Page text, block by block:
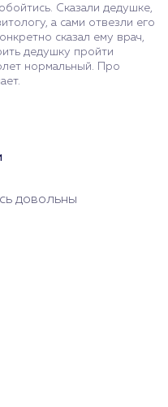
Сказали дедушке,
а сами отвезли его
сказал ему врач,
дедушку пройти
нормальный. Про
довольны